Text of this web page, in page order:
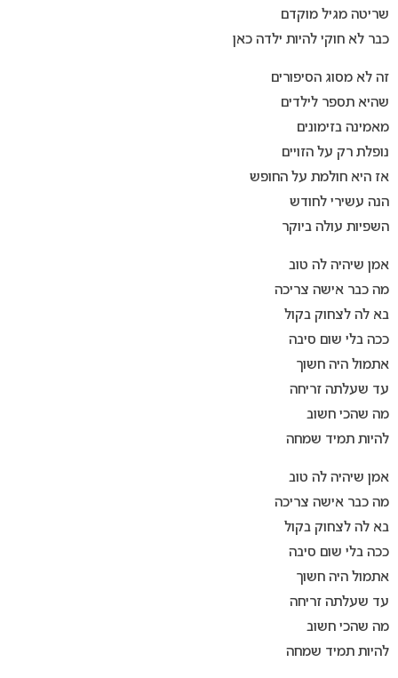
שריטה מגיל מוקדם
כבר לא חוקי להיות ילדה כאן
זה לא מסוג הסיפורים
שהיא תספר לילדים
מאמינה בזימונים
נופלת רק על הזויים
אז היא חולמת על החופש
הנה עשירי לחודש
השפיות עולה ביוקר
אמן שיהיה לה טוב
מה כבר אישה צריכה
בא לה לצחוק בקול
ככה בלי שום סיבה
אתמול היה חשוך
עד שעלתה זריחה
מה שהכי חשוב
להיות תמיד שמחה
אמן שיהיה לה טוב
מה כבר אישה צריכה
בא לה לצחוק בקול
ככה בלי שום סיבה
אתמול היה חשוך
עד שעלתה זריחה
מה שהכי חשוב
להיות תמיד שמחה